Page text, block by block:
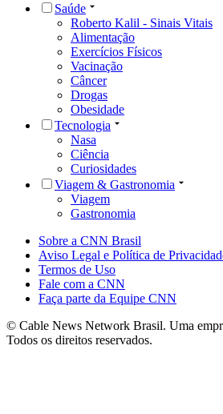
Saúde
Roberto Kalil - Sinais Vitais
Alimentação
Exercícios Físicos
Vacinação
Câncer
Drogas
Obesidade
Tecnologia
Nasa
Ciência
Curiosidades
Viagem & Gastronomia
Viagem
Gastronomia
Sobre a CNN Brasil
Aviso Legal e Política de
Termos de Uso
Fale com a CNN
Faça parte da Equipe CNN
© Cable News Network Brasil. Uma
Todos os direitos reservados.